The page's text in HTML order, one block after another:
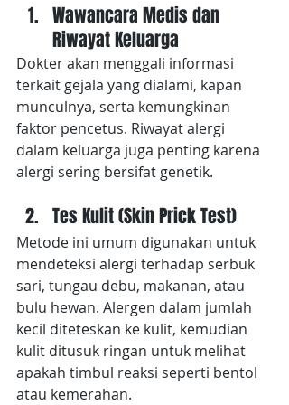
Wawancara Medis dan
Riwayat Keluarga
Dokter akan menggali informasi
terkait gejala yang dialami, kapan
munculnya, serta kemungkinan
faktor pencetus. Riwayat alergi
dalam keluarga juga penting karena
alergi sering bersifat genetik.
Tes Kulit (Skin Prick Test)
Metode ini umum digunakan untuk
mendeteksi alergi terhadap serbuk
sari, tungau debu, makanan, atau
bulu hewan. Alergen dalam jumlah
kecil diteteskan ke kulit, kemudian
kulit ditusuk ringan untuk melihat
apakah timbul reaksi seperti bentol
atau kemerahan.